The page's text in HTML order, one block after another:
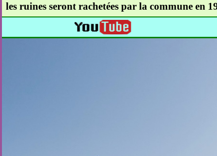
les ruines seront rachetées par la commune en